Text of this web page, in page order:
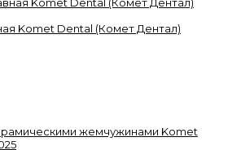
Komet Dental (Комет Дентал)